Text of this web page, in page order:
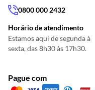
0800 000 2432
Horário de atendimento
Estamos aqui de segunda à
sexta, das 8h30 às 17h30.
Pague com